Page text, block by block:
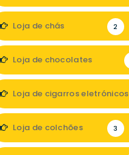
Loja de chás 2
Loja de chocolates
Loja de cigarros eletrónicos
Loja de colchões 3